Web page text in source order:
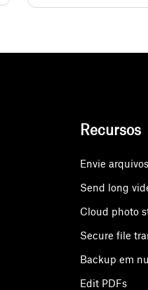
Recursos
Envie
Send long
Cloud photo
Secure file
Backup em
Edit PDFs